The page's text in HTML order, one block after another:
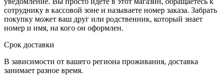
сотруднику в кассовой зоне и называете номер заказа. Забрать
покупку может ваш друг или родственник, который знает
номер и имя, на кого он оформлен.
Срок доставки
В зависимости от вашего региона проживания, доставка
занимает разное время.